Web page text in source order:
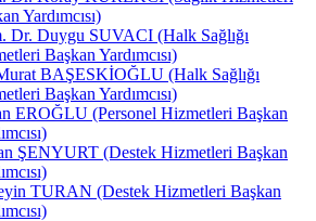
Yardımcısı)
Dr. Duygu SUVACI (Halk Sağlığı
Başkan Yardımcısı)
BAŞESKİOĞLU (Halk Sağlığı
Başkan Yardımcısı)
EROĞLU (Personel Hizmetleri Başkan
ŞENYURT (Destek Hizmetleri Başkan
TURAN (Destek Hizmetleri Başkan